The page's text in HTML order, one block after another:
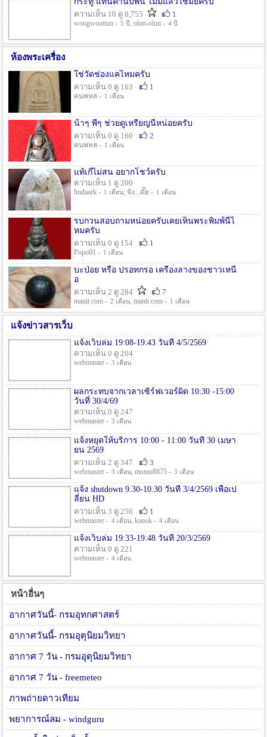
ความเห็น 10 ดู 8,755
1
wongwoottun - 5 ปี , ohm-ohm - 4 ปี
ห้องพระเครื่อง
ใช่วัดช่องแคไหมครับ
ความเห็น 0 ดู 163
1
คนพหล - 1 เดือน
น้าๆ พี่ๆ ช่วยดูเหรียญนี้หน่อยครับ
ความเห็น 0 ดู 160
2
คนพหล - 1 เดือน
แท้เก๊ไม่สน อยากโชว์ครับ
ความเห็น 1 ดู 200
hudaark - 1 เดือน, จัง...ดั๊ย - 1 เดือน
รบกวนสอบถามหน่อยครับเคยเห็นพระพิมพ์นี้ไ
หมครับ
ความเห็น 0 ดู 154
1
Popo01 - 1 เดือน
บะป่อย หรือ ปรอทกรอ เครื่องลางของชาวเหนื
อ
ความเห็น 2 ดู 284
7
manit.com - 2 เดือน, manit.com - 1 เดือน
แจ้งข่าวสารเว็บ
แจ้งเว็บล่ม 19:08-19:43 วันที่ 4/5/2569
ความเห็น 0 ดู 204
webmaster - 3 เดือน
ผลกระทบจากเวลาเซิร์ฟเวอร์ผิด 10:30 -15:00
วันที่ 30/4/69
ความเห็น 0 ดู 247
webmaster - 3 เดือน
แจ้งหยุดให้บริการ 10:00 - 11:00 วันที่ 30 เมษา
ยน 2569
ความเห็น 2 ดู 347
3
webmaster - 3 เดือน, momo8875 - 3 เดือน
แจ้ง shutdown 9.30-10.30 วันที่ 3/4/2569 เพื่อเป
ลี่ยน HD
ความเห็น 3 ดู 256
1
webmaster - 4 เดือน, kanok - 4 เดือน
แจ้งเว็บล่ม 19:33-19:48 วันที่ 20/3/2569
ความเห็น 0 ดู 221
webmaster - 4 เดือน
หน้าอื่นๆ
อากาศวันนี้- กรมอุทกศาสตร์
อากาศวันนี้- กรมอุตุนิยมวิทยา
อากาศ 7 วัน - กรมอุตุนิยมวิทยา
อากาศ 7 วัน - freemeteo
ภาพถ่ายดาวเทียม
พยาการณ์ลม - windguru